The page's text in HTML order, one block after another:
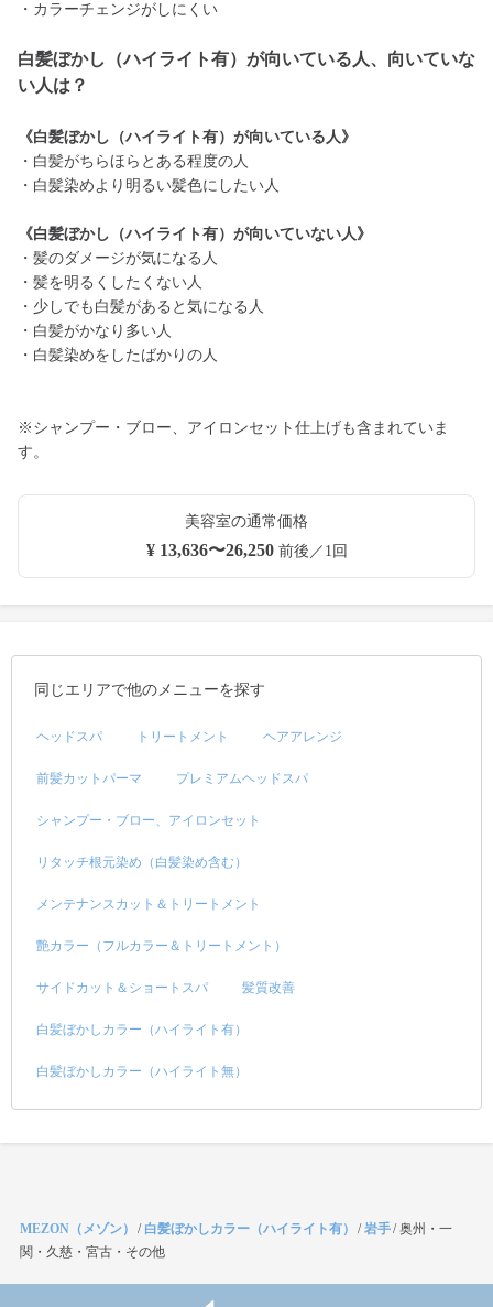
・カラーチェンジがしにくい
白髪ぼかし（ハイライト有）が向いている人、向いていな
い人は？
《白髪ぼかし（ハイライト有）が向いている人》
・白髪がちらほらとある程度の人
・白髪染めより明るい髪色にしたい人
《白髪ぼかし（ハイライト有）が向いていない人》
・髪のダメージが気になる人
・髪を明るくしたくない人
・少しでも白髪があると気になる人
・白髪がかなり多い人
・白髪染めをしたばかりの人
※シャンプー・ブロー、アイロンセット仕上げも含まれていま
す。
美容室の通常価格
¥ 13,636〜26,250前後／1回
同じエリアで他のメニューを探す
ヘッドスパ トリートメント ヘアアレンジ
前髪カットパーマ プレミアムヘッドスパ
シャンプー・ブロー、アイロンセット
リタッチ根元染め（白髪染め含む）
メンテナンスカット＆トリートメント
艶カラー（フルカラー＆トリートメント）
サイドカット＆ショートスパ 髪質改善
白髪ぼかしカラー（ハイライト有）
白髪ぼかしカラー（ハイライト無）
MEZON（メゾン） / 白髪ぼかしカラー（ハイライト有） /岩手/奥州・一
関・久慈・宮古・その他